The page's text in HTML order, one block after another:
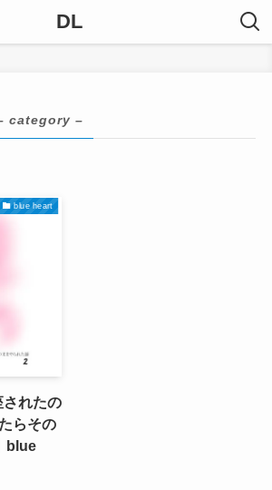
DL
category –
blue heart
されたの
らその
blue